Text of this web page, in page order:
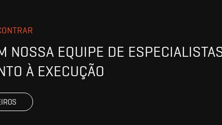
NOSSA EQUIPE DE
À EXECUÇÃO